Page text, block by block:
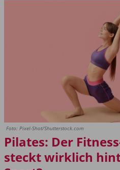
Foto: Pixel-Shot/Shutterstock.com
Pilates: Der
steckt wirklich